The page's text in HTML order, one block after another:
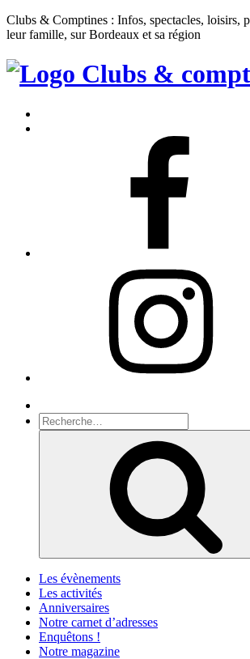
Clubs & Comptines : Infos, spectacles, loisirs,
leur famille, sur Bordeaux et sa région
Clubs
Comptines
Recherche
pour
Les évènements
Les activités
Anniversaires
Notre carnet d’adresses
Enquêtons !
Notre magazine